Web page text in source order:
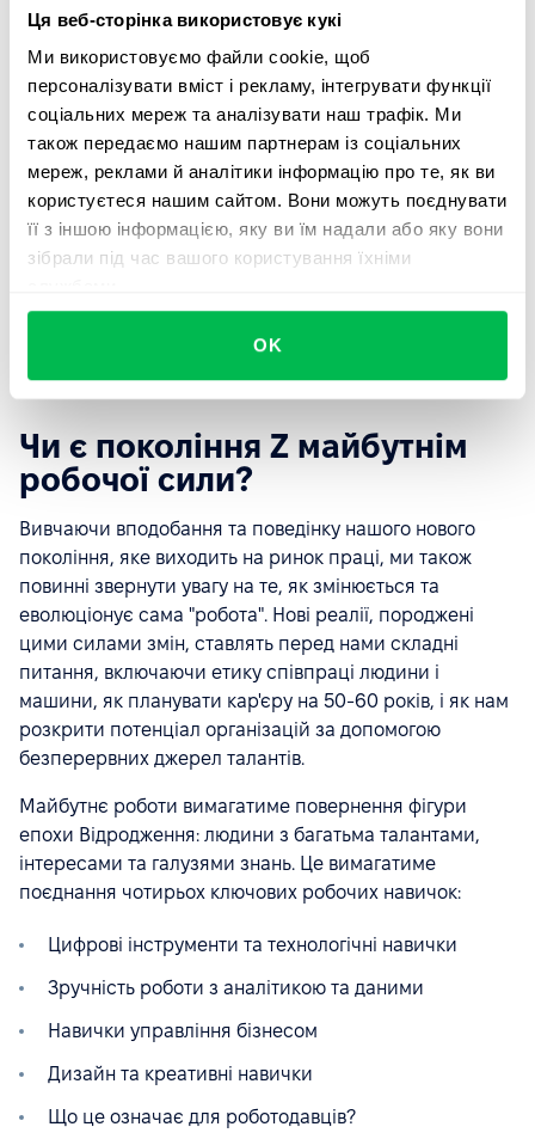
Ця веб-сторінка використовує кукі
Ми використовуємо файли cookie, щоб
персоналізувати вміст і рекламу, інтегрувати функції
соціальних мереж та аналізувати наш трафік. Ми
також передаємо нашим партнерам із соціальних
мереж, реклами й аналітики інформацію про те, як ви
користуєтеся нашим сайтом. Вони можуть поєднувати
її з іншою інформацією, яку ви їм надали або яку вони
зібрали під час вашого користування їхніми
OK
діляться знаннями з молодшими колегами, також
буде корисним для розвитку та створення єдності
в команді.
Адаптуйте вигоди для задоволення різних
потреб.Покоління Z має свої особливі вподобання
щодо пільг, зокрема кар'єрного розвитку та
можливостей навчання. Розуміння того, що цінують
молоді працівники, допоможе створити
інформування про такі можливості, як гнучкий
графік роботи та програми навчання, може суттєво
Чи є покоління Z майбутнім
робочої сили?
Вивчаючи вподобання та поведінку нашого нового
покоління, яке виходить на ринок праці, ми також
повинні звернути увагу на те, як змінюється та
еволюціонує сама "робота". Нові реалії, породжені
цими силами змін, ставлять перед нами складні
питання, включаючи етику співпраці людини і
машини, як планувати кар'єру на 50-60 років, і як нам
розкрити потенціал організацій за допомогою
безперервних джерел талантів.
Майбутнє роботи вимагатиме повернення фігури
епохи Відродження: людини з багатьма талантами,
інтересами та галузями знань. Це вимагатиме
поєднання чотирьох ключових робочих навичок:
Цифрові інструменти та технологічні навички
Зручність роботи з аналітикою та даними
Навички управління бізнесом
Дизайн та креативні навички
Що це означає для роботодавців?